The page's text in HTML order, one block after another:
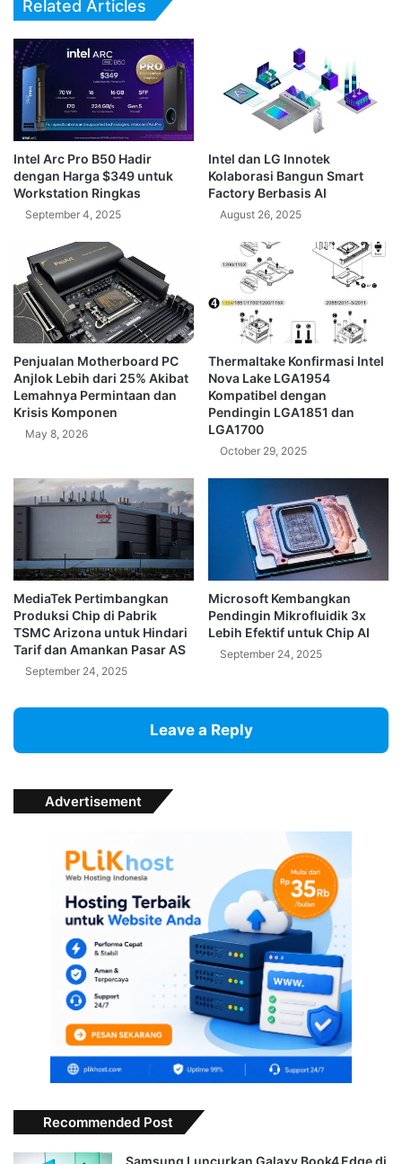
Related Articles
Intel Arc Pro B50 Hadir
dengan Harga $349 untuk
Workstation Ringkas
September 4, 2025
Intel dan LG Innotek
Kolaborasi Bangun Smart
Factory Berbasis AI
August 26, 2025
Penjualan Motherboard PC
Anjlok Lebih dari 25% Akibat
Lemahnya Permintaan dan
Krisis Komponen
May 8, 2026
Thermaltake Konfirmasi Intel
Nova Lake LGA1954
Kompatibel dengan
Pendingin LGA1851 dan
LGA1700
October 29, 2025
MediaTek Pertimbangkan
Produksi Chip di Pabrik
TSMC Arizona untuk Hindari
Tarif dan Amankan Pasar AS
September 24, 2025
Microsoft Kembangkan
Pendingin Mikrofluidik 3x
Lebih Efektif untuk Chip AI
September 24, 2025
Leave a Reply
Advertisement
Recommended Post
Samsung Luncurkan Galaxy Book4 Edge di